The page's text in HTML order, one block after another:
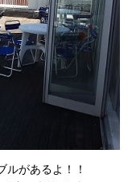
ルがあるよ！！